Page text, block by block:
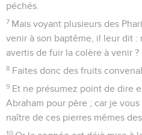
péchés.
7 Mais voyant plusieurs des
venir à son baptême, il leur dit :
avertis de fuir la colère à venir ?
8 Faites donc des fruits
9 Et ne présumez point de dire
Abraham pour père ; car je
naître de ces pierres mêmes
10